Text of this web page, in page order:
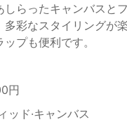
しらったキャンバスと
多彩なスタイリングが
プも便利です。
円
ッド·キャンバス